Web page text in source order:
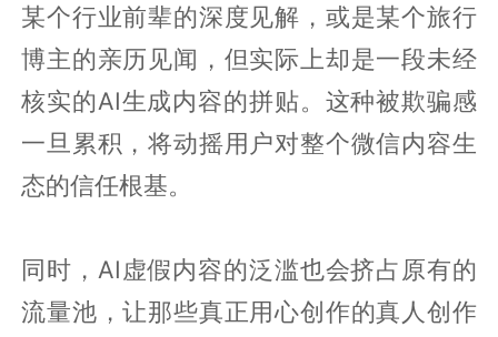
某个行业前辈的深度见解，或是某个旅行
博主的亲历见闻，但实际上却是一段未经
核实的AI生成内容的拼贴。这种被欺骗感
一旦累积，将动摇用户对整个微信内容生
态的信任根基。
同时，AI虚假内容的泛滥也会挤占原有的
流量池，让那些真正用心创作的真人创作